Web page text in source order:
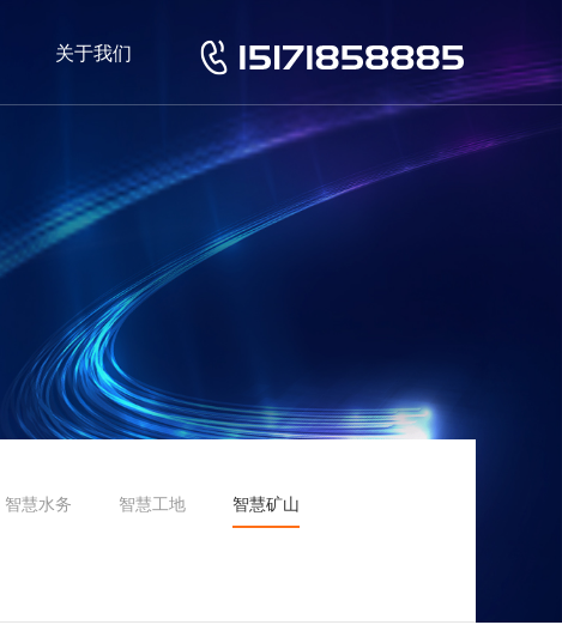
关于我们
智慧水务 智慧工地 智慧矿山